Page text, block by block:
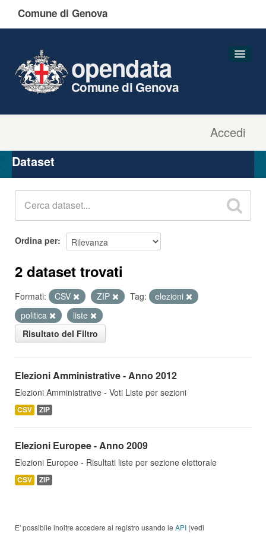
Comune di Genova
Accedi
opendata
Comune di Genova
Organizzazioni
Gruppi
Dataset
Ordina per
2 dataset trovati
Formati: CSV ZIP Tag:
elezioni
politica
liste
Risultato del Filtro
Elezioni Amministrative - Anno 2012
Elezioni Amministrative - Voti Liste per sezioni
CSV ZIP
Elezioni Europee - Anno 2009
Elezioni Europee - Risultati liste per sezione elettorale
CSV ZIP
E' possibile inoltre accedere al registro usando le API (vedi